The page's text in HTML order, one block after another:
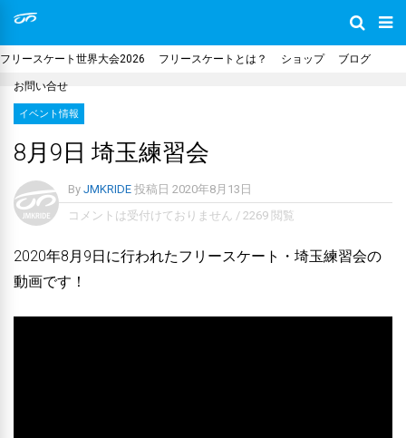
フリースケート世界大会2026 フリースケートとは？ ショップ ブログ
お問い合せ
イベント情報
8月9日 埼玉練習会
By JMKRIDE 投稿日 2020年8月13日
コメントは受付けておりません / 2269 閲覧
2020年8月9日に行われたフリースケート・埼玉練習会の
動画です！